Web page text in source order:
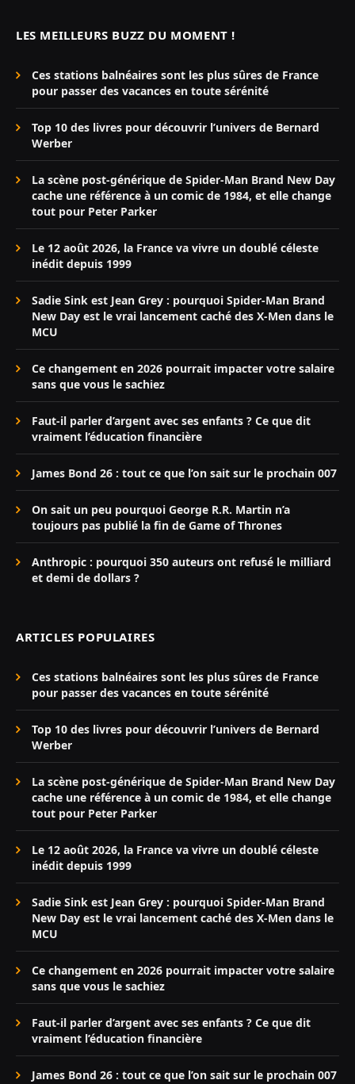
LES MEILLEURS BUZZ DU MOMENT !
Ces stations balnéaires sont les plus sûres de France
pour passer des vacances en toute sérénité
Top 10 des livres pour découvrir l’univers de Bernard
Werber
La scène post-générique de Spider-Man Brand New Day
cache une référence à un comic de 1984, et elle change
tout pour Peter Parker
Le 12 août 2026, la France va vivre un doublé céleste
inédit depuis 1999
Sadie Sink est Jean Grey : pourquoi Spider-Man Brand
New Day est le vrai lancement caché des X-Men dans le
MCU
Ce changement en 2026 pourrait impacter votre salaire
sans que vous le sachiez
Faut-il parler d’argent avec ses enfants ? Ce que dit
vraiment l’éducation financière
James Bond 26 : tout ce que l’on sait sur le prochain 007
On sait un peu pourquoi George R.R. Martin n’a
toujours pas publié la fin de Game of Thrones
Anthropic : pourquoi 350 auteurs ont refusé le milliard
et demi de dollars ?
ARTICLES POPULAIRES
Ces stations balnéaires sont les plus sûres de France
pour passer des vacances en toute sérénité
Top 10 des livres pour découvrir l’univers de Bernard
Werber
La scène post-générique de Spider-Man Brand New Day
cache une référence à un comic de 1984, et elle change
tout pour Peter Parker
Le 12 août 2026, la France va vivre un doublé céleste
inédit depuis 1999
Sadie Sink est Jean Grey : pourquoi Spider-Man Brand
New Day est le vrai lancement caché des X-Men dans le
MCU
Ce changement en 2026 pourrait impacter votre salaire
sans que vous le sachiez
Faut-il parler d’argent avec ses enfants ? Ce que dit
vraiment l’éducation financière
James Bond 26 : tout ce que l’on sait sur le prochain 007